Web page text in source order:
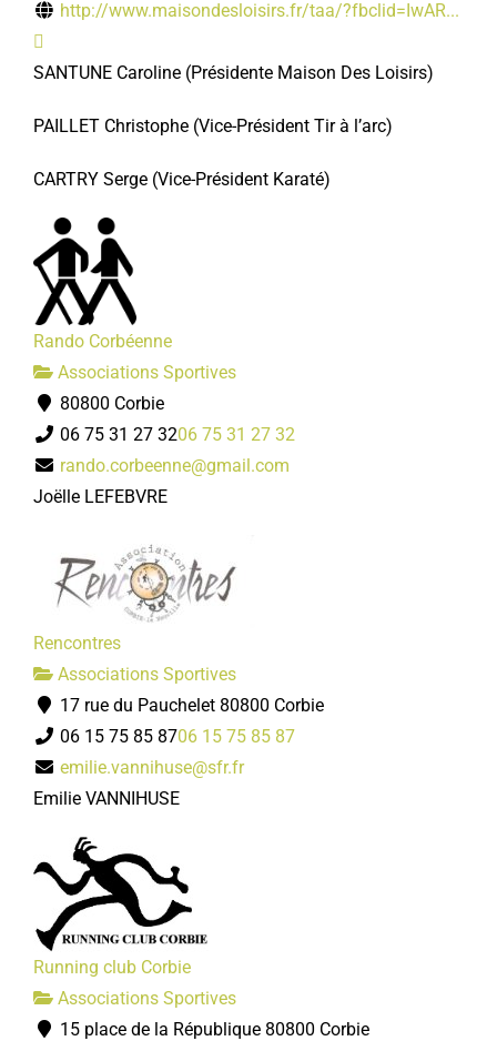
http://www.maisondesloisirs.fr/taa/?fbclid=IwAR...
SANTUNE Caroline (Présidente Maison Des Loisirs)
PAILLET Christophe (Vice-Président Tir à l’arc)
CARTRY Serge (Vice-Président Karaté)
Rando Corbéenne
Associations Sportives
80800 Corbie
06 75 31 27 3206 75 31 27 32
rando.corbeenne@gmail.com
Joëlle LEFEBVRE
Rencontres
Associations Sportives
17 rue du Pauchelet 80800 Corbie
06 15 75 85 8706 15 75 85 87
emilie.vannihuse@sfr.fr
Emilie VANNIHUSE
Running club Corbie
Associations Sportives
15 place de la République 80800 Corbie